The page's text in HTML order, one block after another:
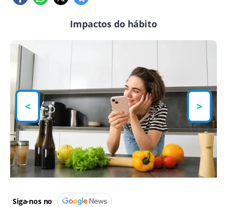
Impactos do hábito
< >
Siga-nos no